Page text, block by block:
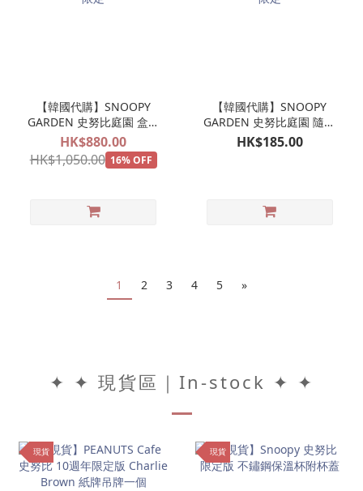
【韓國代購】SNOOPY
GARDEN 史努比庭園 盒裝
兄弟柑橘公仔掛飾套裝｜
濟州島限定
HK$880.00
HK$1,050.00 16% OFF
【韓國代購】SNOOPY
GARDEN 史努比庭園 隨機
抽款 FIGURE 擺設一個｜
HK$185.00
1 2 3 4 5 »
✦ ✦ 現貨區｜In-stock ✦ ✦
現貨 現貨